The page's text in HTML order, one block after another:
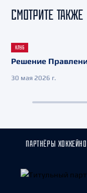
СМОТРИТЕ ТАКЖЕ
КЛУБ
Решение
30 мая 2026 г.
ПАРТНЁРЫ